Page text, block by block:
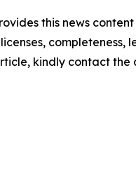
this news
kindly contact the